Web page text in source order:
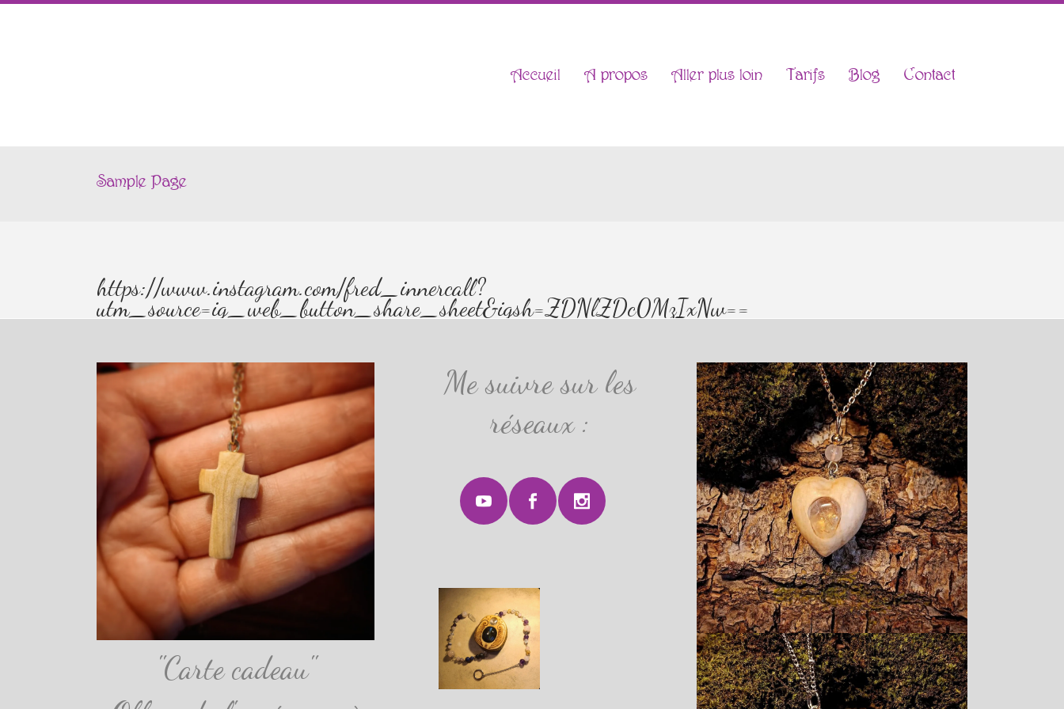
Accueil A propos Aller plus loin Tarifs Blog Contact
Sample Page
https://www.instagram.com/fred_innercall?
utm_source=ig_web_button_share_sheet&igsh=ZDNlZDc0MzIxNw==
"Carte cadeau"
Me suivre sur les
réseaux :